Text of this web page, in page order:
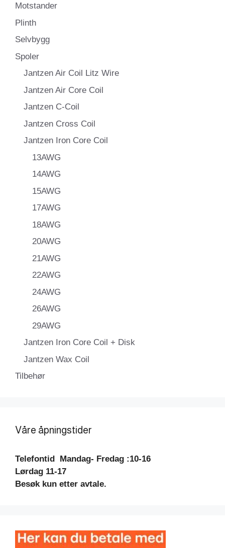
Motstander
Plinth
Selvbygg
Spoler
Jantzen Air Coil Litz Wire
Jantzen Air Core Coil
Jantzen C-Coil
Jantzen Cross Coil
Jantzen Iron Core Coil
13AWG
14AWG
15AWG
17AWG
18AWG
20AWG
21AWG
22AWG
24AWG
26AWG
29AWG
Jantzen Iron Core Coil + Disk
Jantzen Wax Coil
Tilbehør
Våre åpningstider
Telefontid
Mandag- Fredag :10-16
Lørdag 11-17
Besøk kun etter avtale.